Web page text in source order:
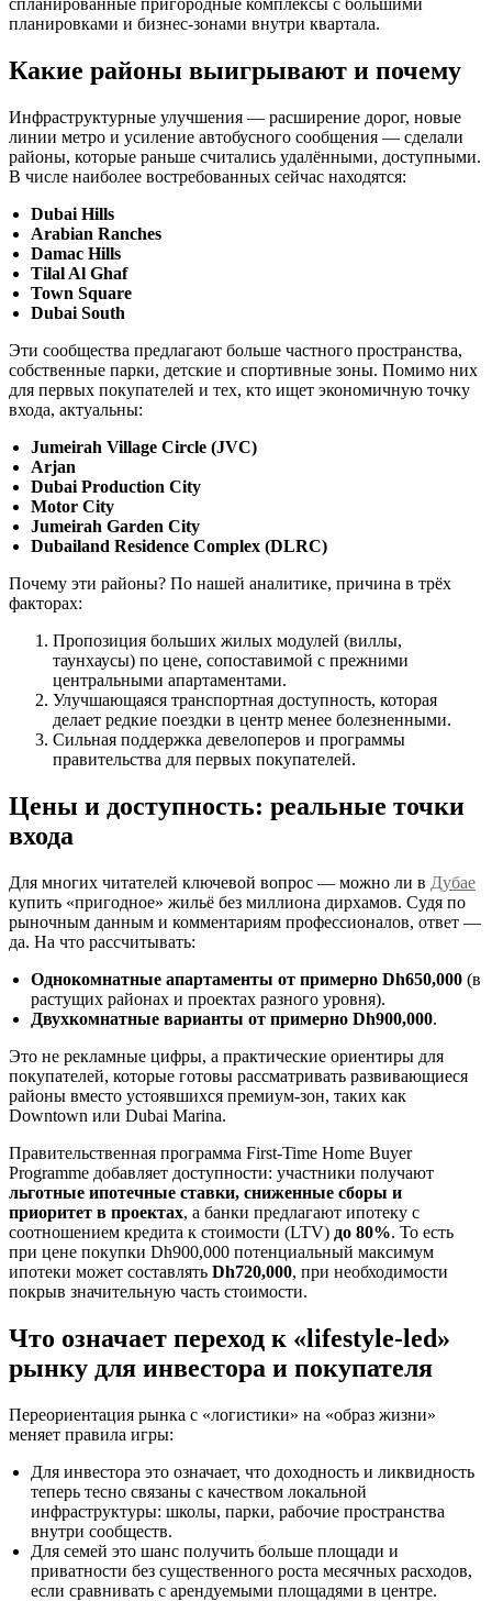
спланированные пригородные комплексы с большими
планировками и бизнес-зонами внутри квартала.
Какие районы выигрывают и почему
Инфраструктурные улучшения — расширение дорог, новые
линии метро и усиление автобусного сообщения — сделали
районы, которые раньше считались удалёнными, доступными.
В числе наиболее востребованных сейчас находятся:
Dubai Hills
Arabian Ranches
Damac Hills
Tilal Al Ghaf
Town Square
Dubai South
Эти сообщества предлагают больше частного пространства,
собственные парки, детские и спортивные зоны. Помимо них
для первых покупателей и тех, кто ищет экономичную точку
входа, актуальны:
Jumeirah Village Circle (JVC)
Arjan
Dubai Production City
Motor City
Jumeirah Garden City
Dubailand Residence Complex (DLRC)
Почему эти районы? По нашей аналитике, причина в трёх
факторах:
Пропозиция больших жилых модулей (виллы,
таунхаусы) по цене, сопоставимой с прежними
центральными апартаментами.
Улучшающаяся транспортная доступность, которая
делает редкие поездки в центр менее болезненными.
Сильная поддержка девелоперов и программы
правительства для первых покупателей.
Цены и доступность: реальные точки
входа
Для многих читателей ключевой вопрос — можно ли в Дубае
купить «пригодное» жильё без миллиона дирхамов. Судя по
рыночным данным и комментариям профессионалов, ответ —
да. На что рассчитывать:
Однокомнатные апартаменты от примерно Dh650,000 (в
растущих районах и проектах разного уровня).
Двухкомнатные варианты от примерно Dh900,000.
Это не рекламные цифры, а практические ориентиры для
покупателей, которые готовы рассматривать развивающиеся
районы вместо устоявшихся премиум-зон, таких как
Downtown или Dubai Marina.
Правительственная программа First-Time Home Buyer
Programme добавляет доступности: участники получают
льготные ипотечные ставки, сниженные сборы и
приоритет в проектах, а банки предлагают ипотеку с
соотношением кредита к стоимости (LTV) до 80%. То есть
при цене покупки Dh900,000 потенциальный максимум
ипотеки может составлять Dh720,000, при необходимости
покрыв значительную часть стоимости.
Что означает переход к «lifestyle-led»
рынку для инвестора и покупателя
Переориентация рынка с «логистики» на «образ жизни»
меняет правила игры:
Для инвестора это означает, что доходность и ликвидность
теперь тесно связаны с качеством локальной
инфраструктуры: школы, парки, рабочие пространства
внутри сообществ.
Для семей это шанс получить больше площади и
приватности без существенного роста месячных расходов,
если сравнивать с арендуемыми площадями в центре.